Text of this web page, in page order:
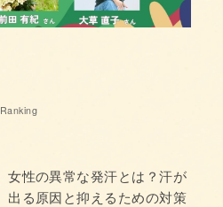
Ranking
女性の異常な発汗とは？汗が
出る原因と抑えるための対策